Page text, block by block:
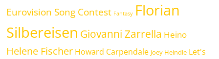
Eurovision Song Contest Fantasy Florian
Silbereisen Giovanni Zarrella Heino
Helene Fischer Howard Carpendale Joey Heindle Let's